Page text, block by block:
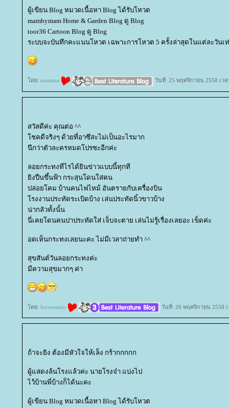
ผู้เขียน Blog หมวดเนื้อหา Blog ได้รับโหวต
mambymam Home & Garden Blog ดู Blog
toor36 Cartoon Blog ดู Blog
ระบบจะบันทึกคะแนนโหวต เฉพาะการโหวต 5 ครั้งล่าสุดในแต่ละวันเ
ดย: mastana วันที่: 25 พฤศจิกายน 2558 เวล
สวัสดีค่ะ คุณต่อ ^^
ชคดีจริงๆ ด้วยที่อาซึสะไม่เป็นอะไรมาก
นึกว่าตัวละครหมดโปรซะอีกค่ะ
ลอยกระทงทีไรได้ยินข่าวแบบนี้ทุกที
ิงปืนขึ้นฟ้า กระสุนโดนใส่คน
ปล่อยโคม บ้านคนไฟไหม้ อันตรายกับเครื่องบิน
รงงานประทัดระเบิดบ้าง เล่นประทัดนิ้วขาวบ้าง
น่ากลัวทั้งนั้น
นี่เคยโดนคนปาประทัดใส่ เจ็บจะตาย เล่นไม่รู้เรื่องเลยอะ เข็ดค่ะ
อดเห็นกระทงเลยนะคะ ไม่มีเวลาถ่ายทำ ^^
สุขสันต์วันลอยกระทงค่ะ
มีความสุขมากๆ ค่า
ดย: lovereason วันที่: 26 พฤศจิกายน 2558
ถ้าจะยิง ต้องมีหัวใจให้เล็ง กร้ากกกกก
ผู้แสดงล้นโรงแล้วค่ะ นายโรงจ๋า แบ่งไป
ไว้บ้านพี่บ้างก็ได้นะคะ
ผู้เขียน Blog หมวดเนื้อหา Blog ได้รับโหวต